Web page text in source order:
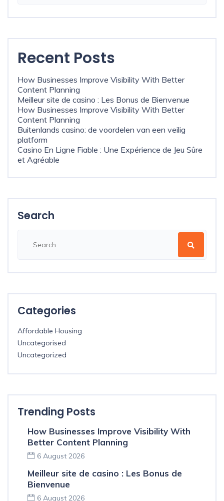
Recent Posts
How Businesses Improve Visibility With Better
Content Planning
Meilleur site de casino : Les Bonus de Bienvenue
How Businesses Improve Visibility With Better
Content Planning
Buitenlands casino: de voordelen van een veilig
platform
Casino En Ligne Fiable : Une Expérience de Jeu Sûre
et Agréable
Search
Categories
Affordable Housing
Uncategorised
Uncategorized
Trending Posts
How Businesses Improve Visibility With
Better Content Planning
6 August 2026
Meilleur site de casino : Les Bonus de
Bienvenue
6 August 2026